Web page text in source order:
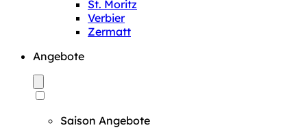
St. Moritz
Verbier
Zermatt
Angebote
Saison Angebote